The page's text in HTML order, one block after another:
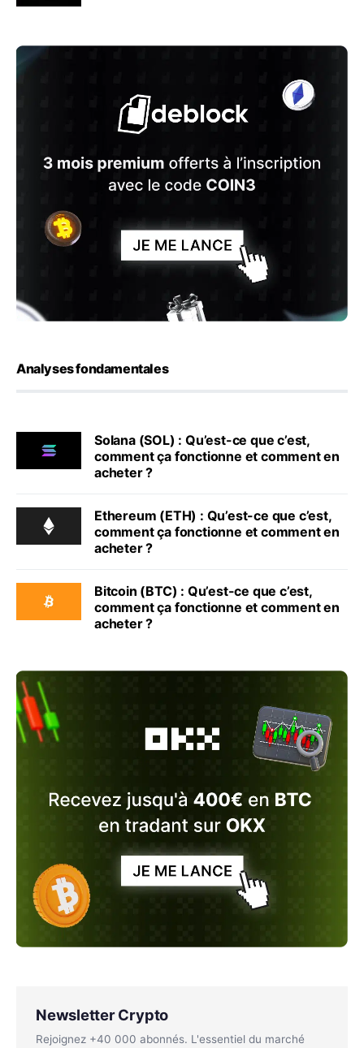
Analyses fondamentales
Solana (SOL) : Qu’est-ce que c’est,
comment ça fonctionne et comment en
acheter ?
Ethereum (ETH) : Qu’est-ce que c’est,
comment ça fonctionne et comment en
acheter ?
Bitcoin (BTC) : Qu’est-ce que c’est,
comment ça fonctionne et comment en
acheter ?
Newsletter Crypto
Rejoignez +40 000 abonnés. L'essentiel du marché